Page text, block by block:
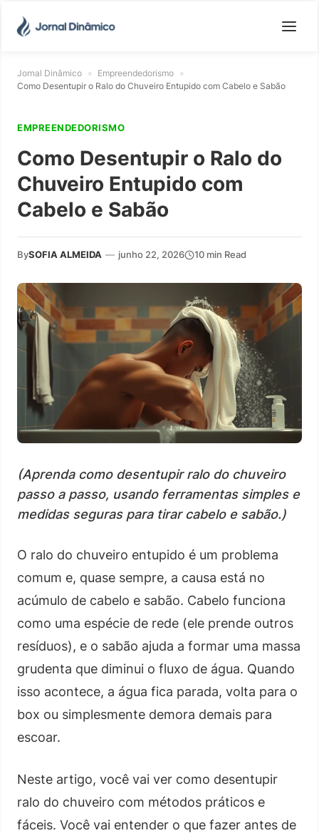
Jornal Dinâmico » Empreendedorismo »
Como Desentupir o Ralo do Chuveiro Entupido com Cabelo e Sabão
EMPREENDEDORISMO
Como Desentupir o Ralo do
Chuveiro Entupido com
Cabelo e Sabão
BySOFIA ALMEIDA — junho 22, 2026 10 min Read
(Aprenda como desentupir ralo do chuveiro
passo a passo, usando ferramentas simples e
medidas seguras para tirar cabelo e sabão.)
O ralo do chuveiro entupido é um problema
comum e, quase sempre, a causa está no
acúmulo de cabelo e sabão. Cabelo funciona
como uma espécie de rede (ele prende outros
resíduos), e o sabão ajuda a formar uma massa
grudenta que diminui o fluxo de água. Quando
isso acontece, a água fica parada, volta para o
box ou simplesmente demora demais para
escoar.
Neste artigo, você vai ver como desentupir
ralo do chuveiro com métodos práticos e
fáceis. Você vai entender o que fazer antes de